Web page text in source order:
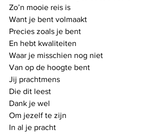
Zo’n mooie reis is
Want je bent volmaakt
Precies zoals je bent
En hebt kwaliteiten
Waar je misschien nog niet
Van op de hoogte bent
Jij prachtmens
Die dit leest
Dank je wel
Om jezelf te zijn
In al je pracht